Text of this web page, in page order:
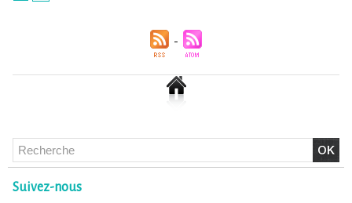
Suivez-nous
Chlordécone : un non-lieu confirmé, la bataille se déplace
Christophe LEGUEVAQUES
LÈGUEVAQUES (CLE), avocat de parties civiles, après la
décision de confirmation du non-lieu
22/06/2026 -Christophe LEGUEVAQUES